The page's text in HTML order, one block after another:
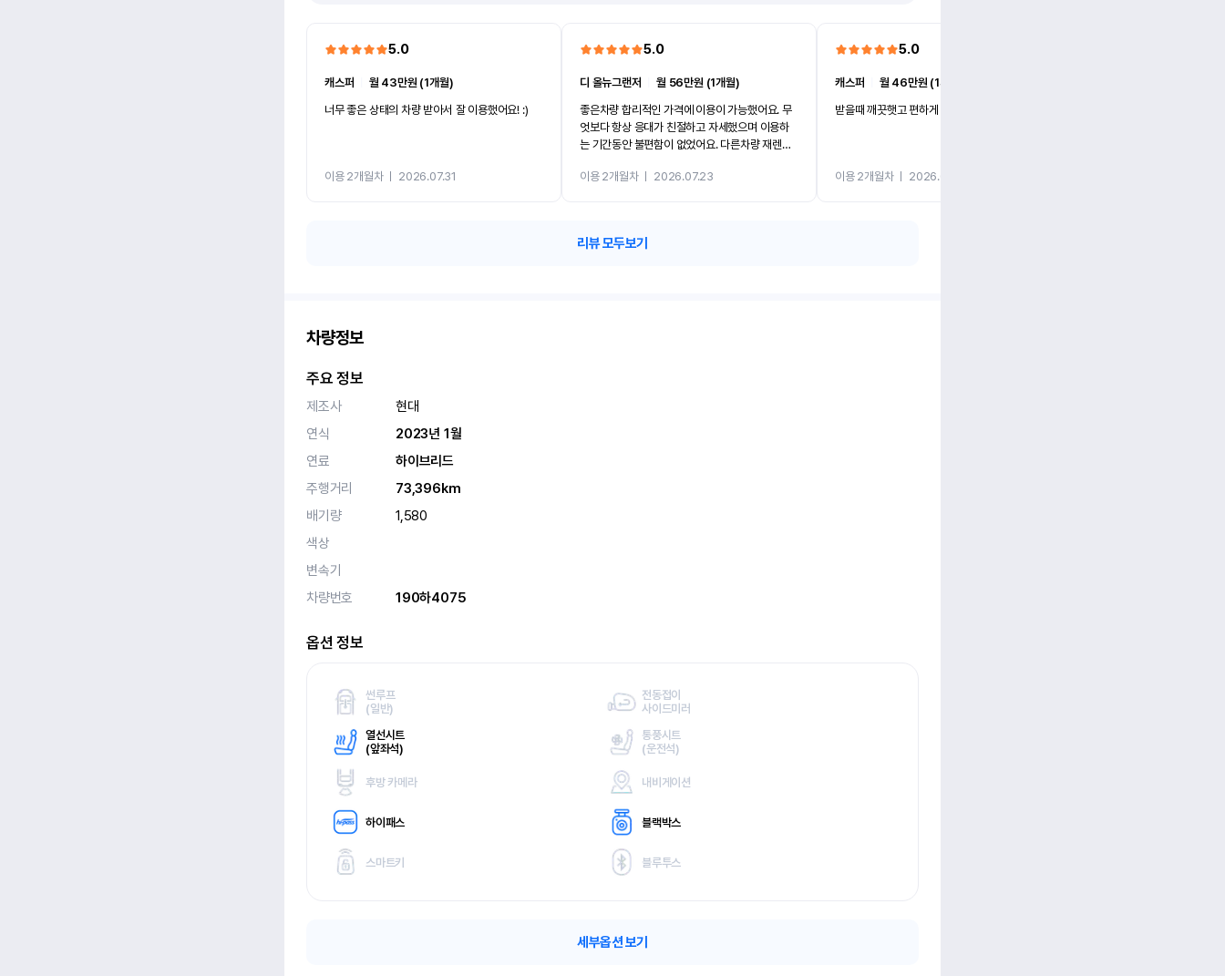
5.0
캐스퍼
월 43만원 (1개월)
너무 좋은 상태의 차량 받아서 잘 이용했어요! :)
이용 2개월차ㅣ 2026.07.31
5.0
디 올뉴그랜저 ㅣ월 56만원 (1개월)
좋은차량 합리적인 가격에 이용이 가능했어요. 무
엇보다 항상 응대가 친절하고 자세했으며 이용하
는 기간동안 불편함이 없었어요. 다른차량 재렌트
카 렌트 고민없이 강추합니다!!
이용 2개월차ㅣ 2026.07.23
5.0
캐스퍼
월 46만원 (1개월)
받을때 깨끗햇고 편하게 잘이용했습니다!
이용 2개월차ㅣ 2026.07.08
리뷰 모두보기
차량정보
주요 정보
제조사
현대
연식
2023년 1월
연료
하이브리드
주행거리
73,396km
배기량
1,580
색상
변속기
차량번호
190하4075
옵션 정보
썬루프
(일반)
전동접이
사이드미러
열선시트
(앞좌석)
통풍시트
(운전석)
후방 카메라 내비게이션
하이패스 블랙박스
스마트키 블루투스
세부옵션 보기